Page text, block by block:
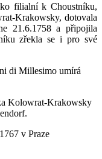
filialní k Choustníku,
Krakowsky, dotovala
21.6.1758 a připojila
zřekla se i pro své
di Millesimo umírá
Kolowrat-Krakowsky
v Praze